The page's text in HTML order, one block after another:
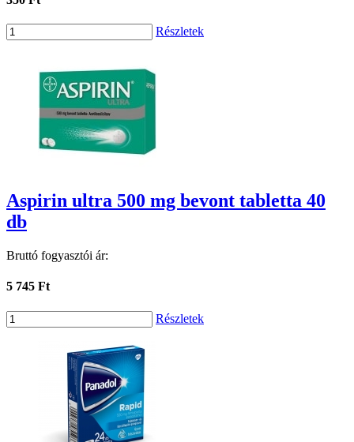
Részletek
Aspirin ultra 500 mg bevont tabletta 40
db
Bruttó fogyasztói ár:
5 745 Ft
Részletek